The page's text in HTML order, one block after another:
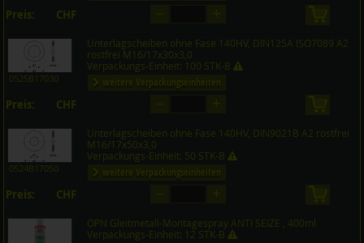
Preis: CHF
0525B17030
Unterlagscheiben ohne Fase 140HV, DIN125A ISO7089 A2
rostfrei M16/17x30x3,0
Verpackungs-Einheit: 100 STK-B
weitere Verpackungseinheiten
Preis: CHF
0524B17050
Unterlagscheiben ohne Fase 140HV, DIN9021B A2 rostfrei
M16/17x50x3,0
Verpackungs-Einheit: 50 STK-B
weitere Verpackungseinheiten
Preis: CHF
OPN Gleitmetall-Montagespray ANTI SEIZE , 400ml
Verpackungs-Einheit: 12 STK-B